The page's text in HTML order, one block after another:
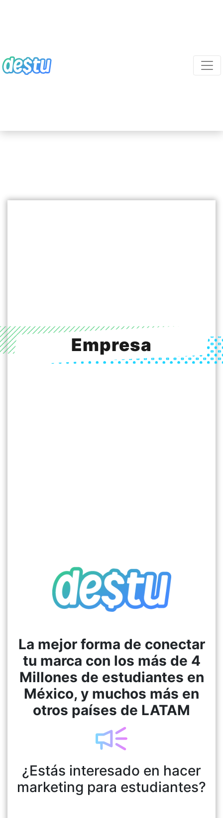
Empresa
La mejor forma de conectar
tu marca con los más de 4
Millones de estudiantes en
México, y muchos más en
otros países de LATAM
¿Estás interesado en hacer
marketing para estudiantes?